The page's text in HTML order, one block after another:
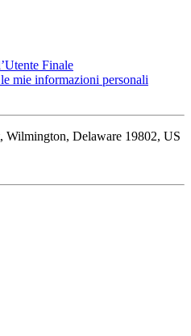
Finale
mie informazioni personali
Wilmington, Delaware 19802, US